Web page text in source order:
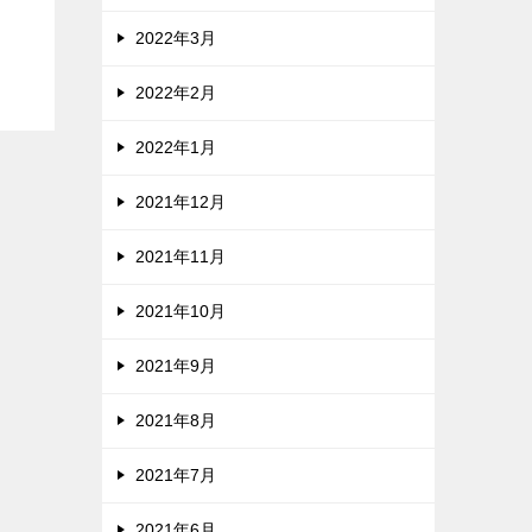
2022年3月
2022年2月
2022年1月
2021年12月
2021年11月
2021年10月
2021年9月
2021年8月
2021年7月